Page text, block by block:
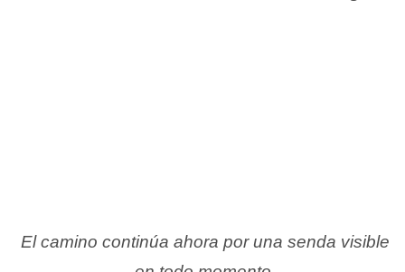
El camino continúa ahora por una senda visible